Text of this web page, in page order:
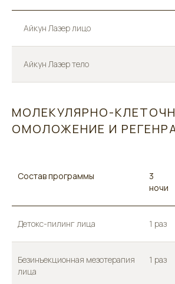
Айкун Лазер лицо
Айкун Лазер тело
МОЛЕКУЛЯРНО-
ОМОЛОЖЕНИЕ И
Состав программы
3
ночи
Детокс-пилинг лица 1 раз
Безинъекционная мезотерапия
лица
1 раз